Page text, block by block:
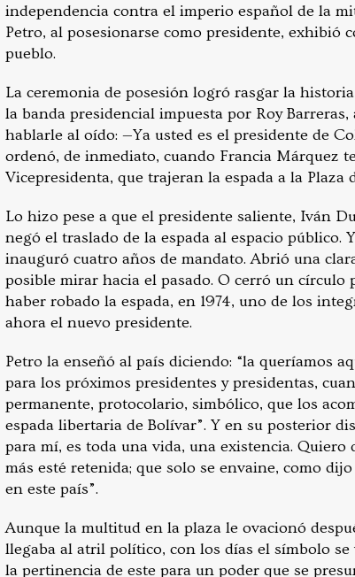
independencia contra el imperio español de la
Petro, al posesionarse como presidente, exhibió
pueblo.
La ceremonia de posesión logró rasgar la
la banda presidencial impuesta por Roy
hablarle al oído: —Ya usted es el presidente de
ordenó, de inmediato, cuando Francia Márquez
Vicepresidenta, que trajeran la espada a la Plaza
Lo hizo pese a que el presidente saliente, Iván
negó el traslado de la espada al espacio público.
inauguró cuatro años de mandato. Abrió una
posible mirar hacia el pasado. O cerró un círculo
haber robado la espada, en 1974, uno de los
ahora el nuevo presidente.
Petro la enseñó al país diciendo: “la queríamos
para los próximos presidentes y presidentas,
permanente, protocolario, simbólico, que los
espada libertaria de Bolívar”. Y en su posterior
para mí, es toda una vida, una existencia.
más esté retenida; que solo se envaine, como
en este país”.
Aunque la multitud en la plaza le ovacionó
llegaba al atril político, con los días el símbolo
la pertinencia de este para un poder que se